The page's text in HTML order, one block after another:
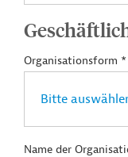
Organisationsform *
Name der